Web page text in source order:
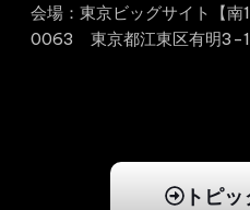
会場：東京ビッグサイト【
0063 東京都江東区有明3-
トピッ